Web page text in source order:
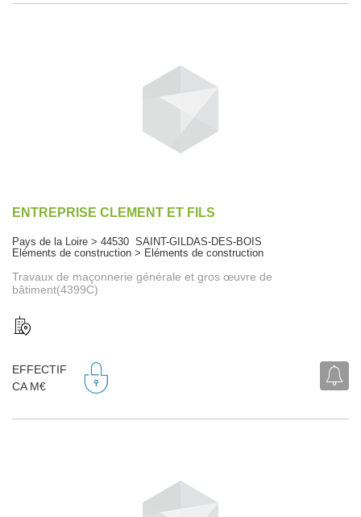
ENTREPRISE CLEMENT ET FILS
Pays de la Loire > 44530 SAINT-GILDAS-DES-BOIS
Eléments de construction > Eléments de construction
Travaux de maçonnerie générale et gros œuvre de
bâtiment(4399C)
EFFECTIF
CA M€